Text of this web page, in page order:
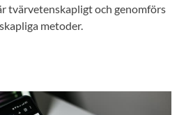
tvärvetenskapligt och genomförs
metoder.